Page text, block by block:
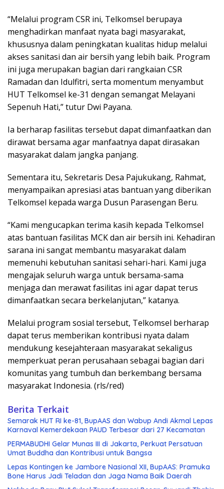
“Melalui program CSR ini, Telkomsel berupaya
menghadirkan manfaat nyata bagi masyarakat,
khususnya dalam peningkatan kualitas hidup melalui
akses sanitasi dan air bersih yang lebih baik. Program
ini juga merupakan bagian dari rangkaian CSR
Ramadan dan Idulfitri, serta momentum menyambut
HUT Telkomsel ke-31 dengan semangat Melayani
Sepenuh Hati,” tutur Dwi Payana.
Ia berharap fasilitas tersebut dapat dimanfaatkan dan
dirawat bersama agar manfaatnya dapat dirasakan
masyarakat dalam jangka panjang.
Sementara itu, Sekretaris Desa Pajukukang, Rahmat,
menyampaikan apresiasi atas bantuan yang diberikan
Telkomsel kepada warga Dusun Parasengan Beru.
“Kami mengucapkan terima kasih kepada Telkomsel
atas bantuan fasilitas MCK dan air bersih ini. Kehadiran
sarana ini sangat membantu masyarakat dalam
memenuhi kebutuhan sanitasi sehari-hari. Kami juga
mengajak seluruh warga untuk bersama-sama
menjaga dan merawat fasilitas ini agar dapat terus
dimanfaatkan secara berkelanjutan,” katanya.
Melalui program sosial tersebut, Telkomsel berharap
dapat terus memberikan kontribusi nyata dalam
mendukung kesejahteraan masyarakat sekaligus
memperkuat peran perusahaan sebagai bagian dari
komunitas yang tumbuh dan berkembang bersama
masyarakat Indonesia. (rls/red)
Berita Terkait
Semarak HUT RI ke-81, BupAAS dan Wabup Andi Akmal Lepas
Karnaval Kemerdekaan PAUD Terbesar dari 27 Kecamatan
PERMABUDHI Gelar Munas III di Jakarta, Perkuat Persatuan
Umat Buddha dan Kontribusi untuk Bangsa
Lepas Kontingen ke Jambore Nasional XII, BupAAS: Pramuka
Bone Harus Jadi Teladan dan Jaga Nama Baik Daerah